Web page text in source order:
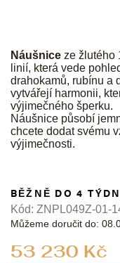
Náušnice ze žlutého
linií, která vede
drahokamů, rubínu a
vytvářejí harmonii,
výjimečného šperku.
Náušnice působí
chcete dodat svému
výjimečnosti.
53 230 Kč
BĚŽNĚ DO 4
Můžeme doručit do:
Kód: ZNPL049Z-01-